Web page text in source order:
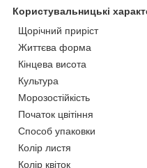
Користувальницькі
Щорічний приріст
Життєва форма
Кінцева висота
Культура
Морозостійкість
Початок цвітіння
Способ упаковки
Колір листя
Колір квіток